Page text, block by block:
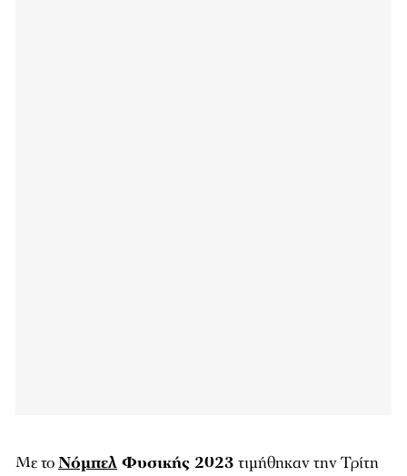
Με τοΝόμπελ Φυσικής 2023 τιμήθηκαν την Τρίτη